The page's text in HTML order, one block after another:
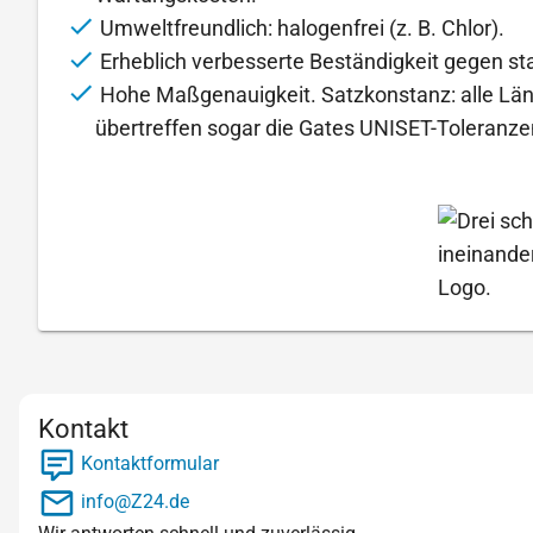
Umweltfreundlich: halogenfrei (z. B. Chlor).
Erheblich verbesserte Beständigkeit gegen
Hohe Maßgenauigkeit. Satzkonstanz: alle
übertreffen sogar die Gates UNISET-
Kontakt
Kontaktformular
info@Z24.de